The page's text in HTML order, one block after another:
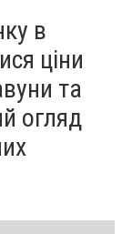
в
ціни
та
огляд